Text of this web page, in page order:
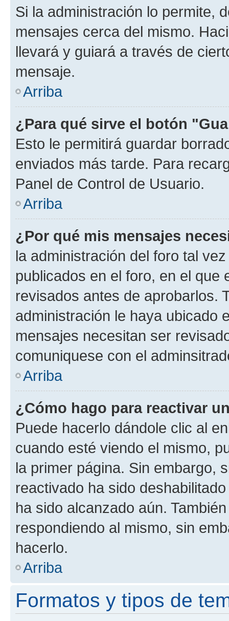
Si la administración lo permite,
mensajes cerca del mismo.
llevará y guiará a través de
mensaje.
Arriba
¿Para qué sirve el botón
Esto le permitirá guardar
enviados más tarde. Para
Panel de Control de Usuario.
Arriba
¿Por qué mis mensajes
la administración del foro tal
publicados en el foro, en el
revisados antes de aprobarlos.
administración le haya ubicado
mensajes necesitan ser
comuniquese con el
Arriba
¿Cómo hago para reactivar
Puede hacerlo dándole clic al
cuando esté viendo el mismo,
la primer página. Sin embargo,
reactivado ha sido
ha sido alcanzado aún.
respondiendo al mismo, sin
hacerlo.
Arriba
Formatos y tipos de